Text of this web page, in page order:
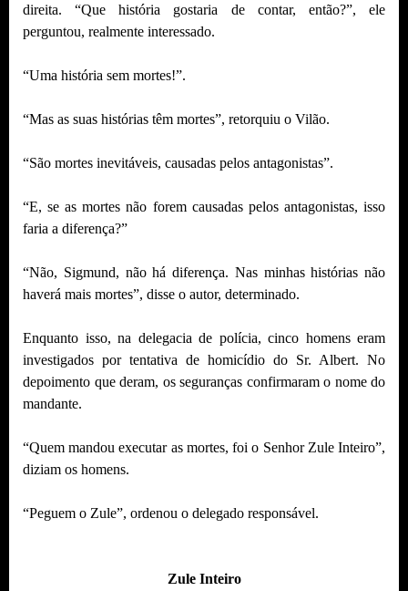
direita. “Que história gostaria de contar, então?”, ele
perguntou, realmente interessado.
“Uma história sem mortes!”.
“Mas as suas histórias têm mortes”, retorquiu o Vilão.
“São mortes inevitáveis, causadas pelos antagonistas”.
“E, se as mortes não forem causadas pelos antagonistas, isso
faria a diferença?”
“Não, Sigmund, não há diferença. Nas minhas histórias não
haverá mais mortes”, disse o autor, determinado.
Enquanto isso, na delegacia de polícia, cinco homens eram
investigados por tentativa de homicídio do Sr. Albert. No
depoimento que deram, os seguranças confirmaram o nome do
mandante.
“Quem mandou executar as mortes, foi o Senhor Zule Inteiro”,
diziam os homens.
“Peguem o Zule”, ordenou o delegado responsável.
Zule Inteiro